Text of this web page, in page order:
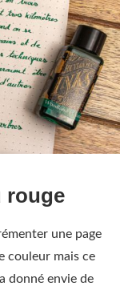
rouge
une page
couleur mais ce
donné envie de